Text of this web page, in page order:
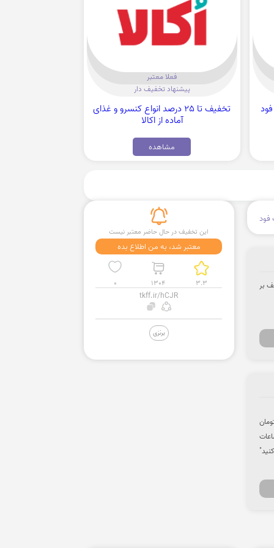
فود
فعلا معتبر
پیشنهاد تخفیف دار
تخفیف تا 25 درصد انواع کنسرو و غذای
آماده از اکالا
مشاهده
فود
این تخفیف در حال حاضر معتبر نیست
معتبر شد، به من اطلاع بده
0 1304 3.3
tkff.ir/hCJR
برنزی
تخفیف بر
سازمانی از اپلیکیشن اسنپ فود تا سقف 20 هزارتومان